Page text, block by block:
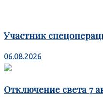
Участник
06.08.2026
Отключение света 7